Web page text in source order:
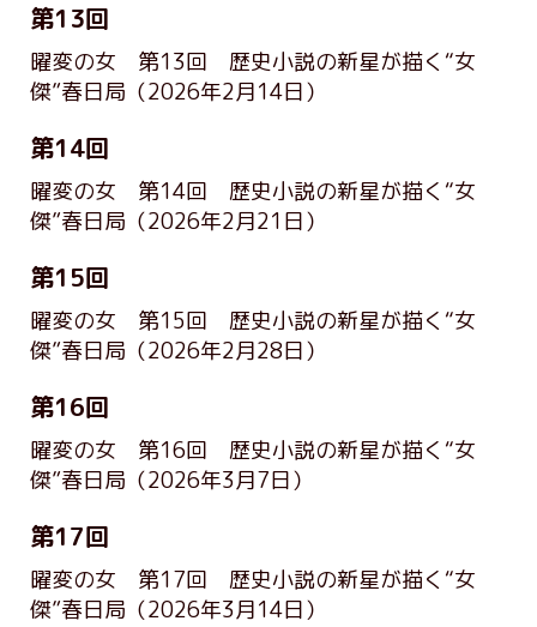
第13回
曜変の女 第13回 歴史小説の新星が描く“女
傑”春日局 （2026年2月14日）
第14回
曜変の女 第14回 歴史小説の新星が描く“女
傑”春日局 （2026年2月21日）
第15回
曜変の女 第15回 歴史小説の新星が描く“女
傑”春日局 （2026年2月28日）
第16回
曜変の女 第16回 歴史小説の新星が描く“女
傑”春日局 （2026年3月7日）
第17回
曜変の女 第17回 歴史小説の新星が描く“女
傑”春日局 （2026年3月14日）